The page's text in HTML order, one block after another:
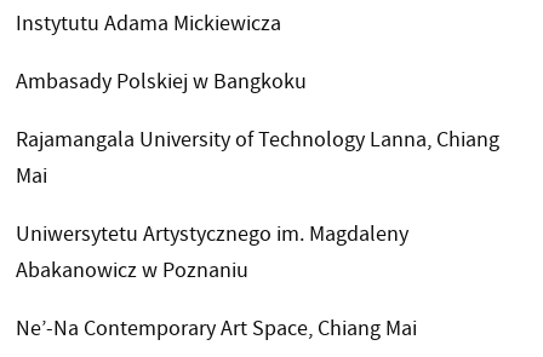
Instytutu Adama Mickiewicza
Ambasady Polskiej w Bangkoku
Rajamangala University of Technology Lanna, Chiang
Mai
Uniwersytetu Artystycznego im. Magdaleny
Abakanowicz w Poznaniu
Ne’-Na Contemporary Art Space, Chiang Mai